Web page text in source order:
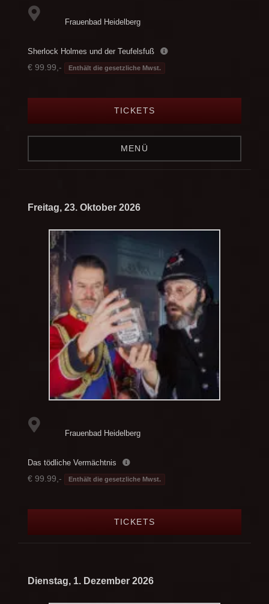
Frauenbad Heidelberg
Sherlock Holmes und der Teufelsfuß
€ 99.99,- Enthält die gesetzliche Mwst.
TICKETS
MENÜ
Freitag, 23. Oktober 2026
Frauenbad Heidelberg
Das tödliche Vermächtnis
€ 99.99,- Enthält die gesetzliche Mwst.
TICKETS
Dienstag, 1. Dezember 2026